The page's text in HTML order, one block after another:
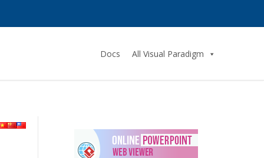
Docs All Visual Paradigm